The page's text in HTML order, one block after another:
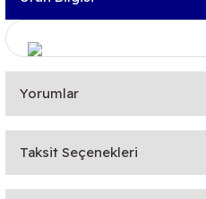
Yorumlar
Bu ürüne ilk
Taksit Seçenekleri